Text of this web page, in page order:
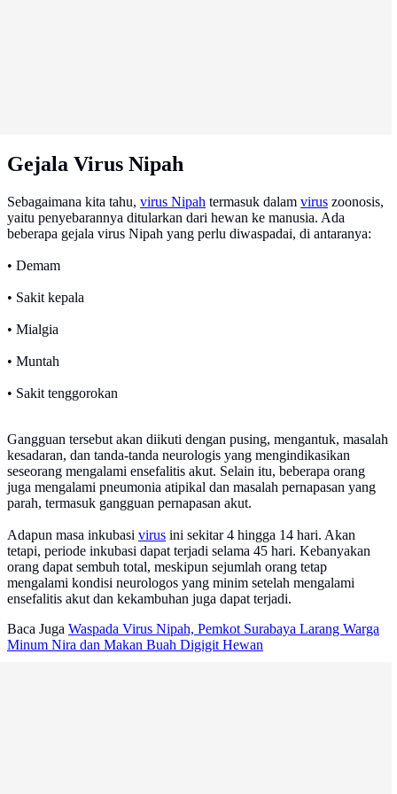
Gejala Virus Nipah
Sebagaimana kita tahu, virus Nipah termasuk dalam virus zoonosis,
yaitu penyebarannya ditularkan dari hewan ke manusia. Ada
beberapa gejala virus Nipah yang perlu diwaspadai, di antaranya:
• Demam
• Sakit kepala
• Mialgia
• Muntah
• Sakit tenggorokan
Gangguan tersebut akan diikuti dengan pusing, mengantuk, masalah
kesadaran, dan tanda-tanda neurologis yang mengindikasikan
seseorang mengalami ensefalitis akut. Selain itu, beberapa orang
juga mengalami pneumonia atipikal dan masalah pernapasan yang
parah, termasuk gangguan pernapasan akut.
Adapun masa inkubasi virus ini sekitar 4 hingga 14 hari. Akan
tetapi, periode inkubasi dapat terjadi selama 45 hari. Kebanyakan
orang dapat sembuh total, meskipun sejumlah orang tetap
mengalami kondisi neurologos yang minim setelah mengalami
ensefalitis akut dan kekambuhan juga dapat terjadi.
Baca Juga Waspada Virus Nipah, Pemkot Surabaya Larang Warga
Minum Nira dan Makan Buah Digigit Hewan